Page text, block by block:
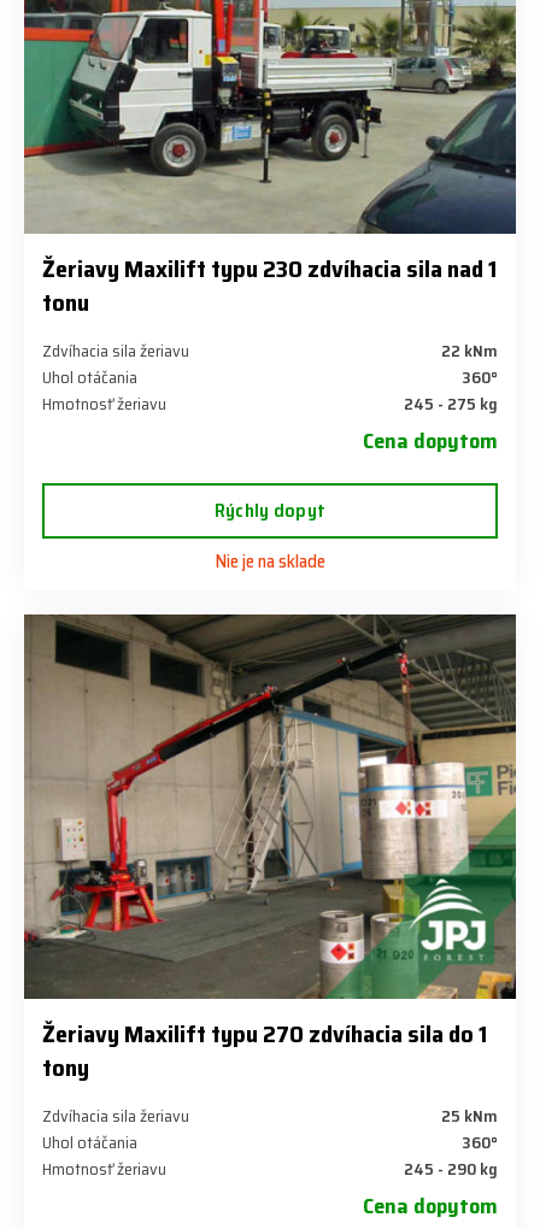
Žeriavy Maxilift typu 230 zdvíhacia sila nad 1
tonu
Zdvíhacia sila žeriavu
22 kNm
Uhol otáčania
360°
Hmotnosť žeriavu
245 - 275 kg
Cena dopytom
Rýchly dopyt
Nie je na sklade
Žeriavy Maxilift typu 270 zdvíhacia sila do 1
tony
Zdvíhacia sila žeriavu
25 kNm
Uhol otáčania
360°
Hmotnosť žeriavu
245 - 290 kg
Cena dopytom